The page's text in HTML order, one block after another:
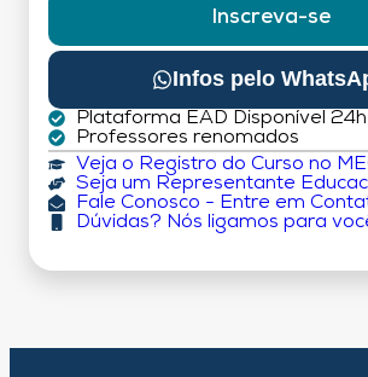
Inscreva-se
Infos pelo
Plataforma EAD Disponível 24h
Professores renomados
Veja o Registro do Curso no
Seja um Representante
Fale Conosco - Entre em
Dúvidas? Nós ligamos para